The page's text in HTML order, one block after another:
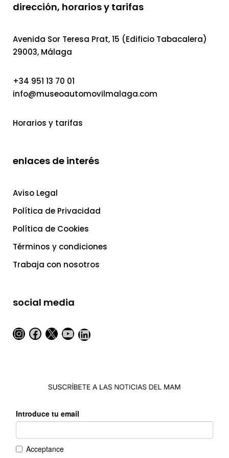
dirección, horarios y tarifas
Avenida Sor Teresa Prat, 15 (Edificio Tabacalera)
29003, Málaga
+34 951 13 70 01
info@museoautomovilmalaga.com
Horarios y tarifas
enlaces de interés
Aviso Legal
Política de Privacidad
Política de Cookies
Términos y condiciones
Trabaja con nosotros
social media
Instagram
Facebook
X YouTube
LinkedIn